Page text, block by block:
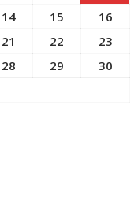
14 15
16
21 22
23
28 29
30